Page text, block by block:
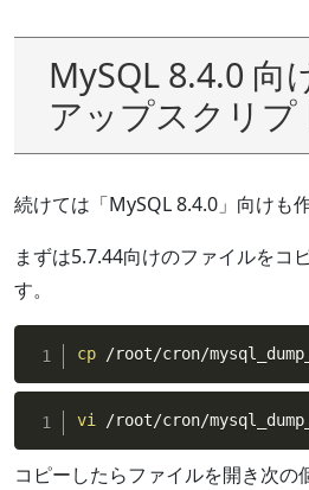
MySQL 8.4.0 向
アップスクリプ
続けては「MySQL 8.4.0」向けも
まずは5.7.44向けのファイルをコ
す。
cp /root/cron/
vi /root/cron/
コピーしたらファイルを開き次の